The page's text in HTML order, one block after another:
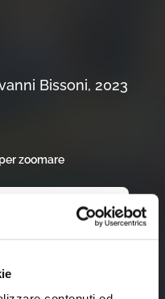
Bissoni, 2023
zoomare